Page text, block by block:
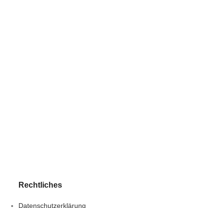
Rechtliches
Datenschutzerklärung